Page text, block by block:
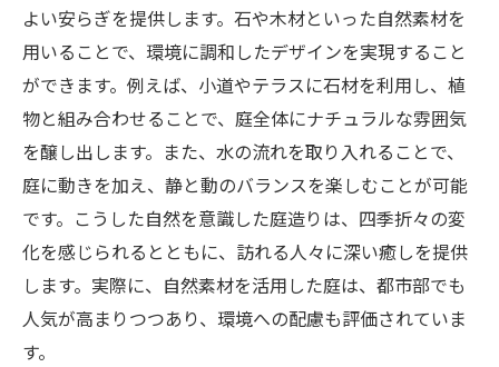
よい安らぎを提供します。石や木材といった自然素材を
用いることで、環境に調和したデザインを実現すること
ができます。例えば、小道やテラスに石材を利用し、植
物と組み合わせることで、庭全体にナチュラルな雰囲気
を醸し出します。また、水の流れを取り入れることで、
庭に動きを加え、静と動のバランスを楽しむことが可能
です。こうした自然を意識した庭造りは、四季折々の変
化を感じられるとともに、訪れる人々に深い癒しを提供
します。実際に、自然素材を活用した庭は、都市部でも
人気が高まりつつあり、環境への配慮も評価されていま
す。